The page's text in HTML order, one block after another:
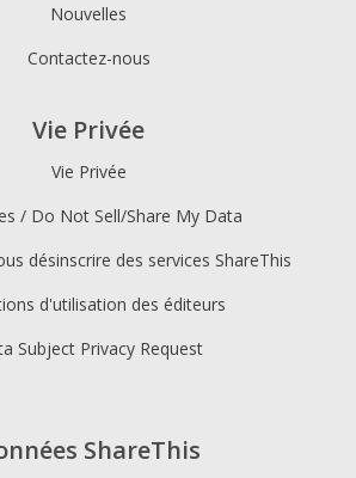
ShareThis
Nouvelles
Contactez-nous
Vie Privée
Vie Privée
/ Do Not Sell/Share My Data
désinscrire des services ShareThis
d'utilisation des éditeurs
Subject Privacy Request